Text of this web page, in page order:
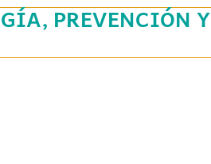
PREVENCIÓN Y